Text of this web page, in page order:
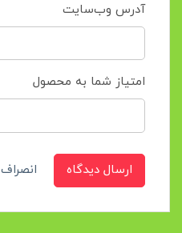
آدرس وب‌سایت
امتیاز شما به محصول
ارسال دیدگاه انصراف